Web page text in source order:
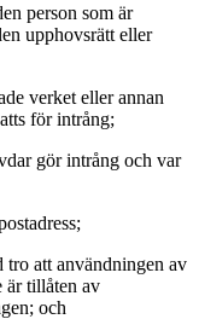
person som är
upphovsrätt eller
verket eller annan
för intrång;
gör intrång och var
tro att användningen av
är tillåten av
och